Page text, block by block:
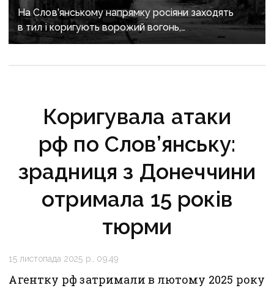
На Слов’янському напрямку росіяни заходять
в тил і коригують ворожий вогонь,
на Краматорському «промацують» слабкі
Коригувала атаки
рф по Слов’янську:
зрадниця з Донеччини
отримала 15 років
тюрми
15 листопада 2025 р., 09:49
Агентку рф затримали в лютому 2025 року